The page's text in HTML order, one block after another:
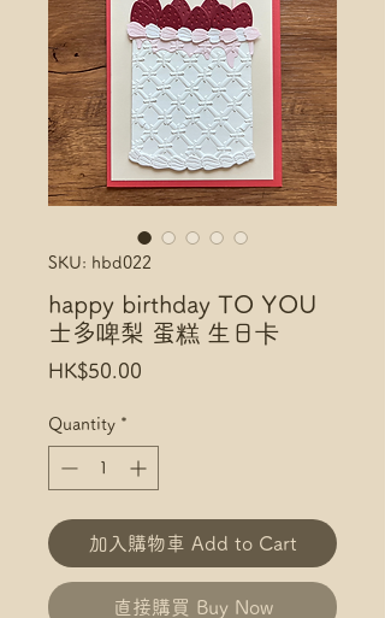
SKU: hbd022
happy birthday TO YOU
士多啤梨 蛋糕 生日卡
HK$50.00
Quantity *
加入購物車 Add to Cart
直接購買 Buy Now